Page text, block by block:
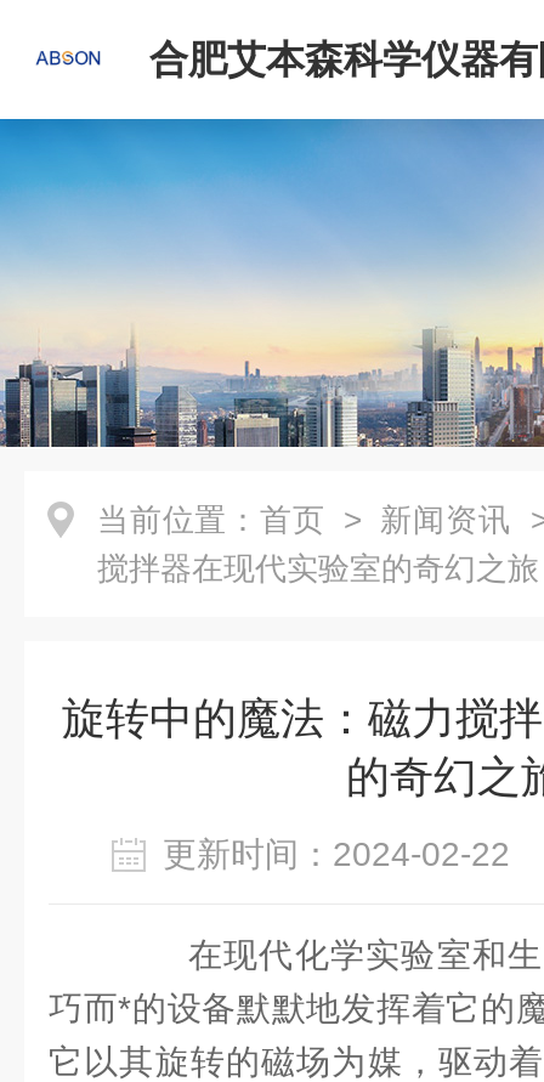
合肥艾本森科学仪器
当前位置： 首页 > 新闻资讯
搅拌器在现代实验室的奇幻之旅
旋转中的魔法：磁力搅
的奇幻之
更新时间：2024-02-
在现代化学实验室和生
巧而*的设备默默地发挥着它
它以其旋转的磁场为媒，驱动